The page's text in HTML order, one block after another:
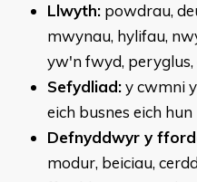
Llwyth: powdrau,
mwynau, hylifau,
yw'n fwyd,
Sefydliad:y cwmni
eich busnes eich hun
Defnyddwyr y
modur, beiciau,